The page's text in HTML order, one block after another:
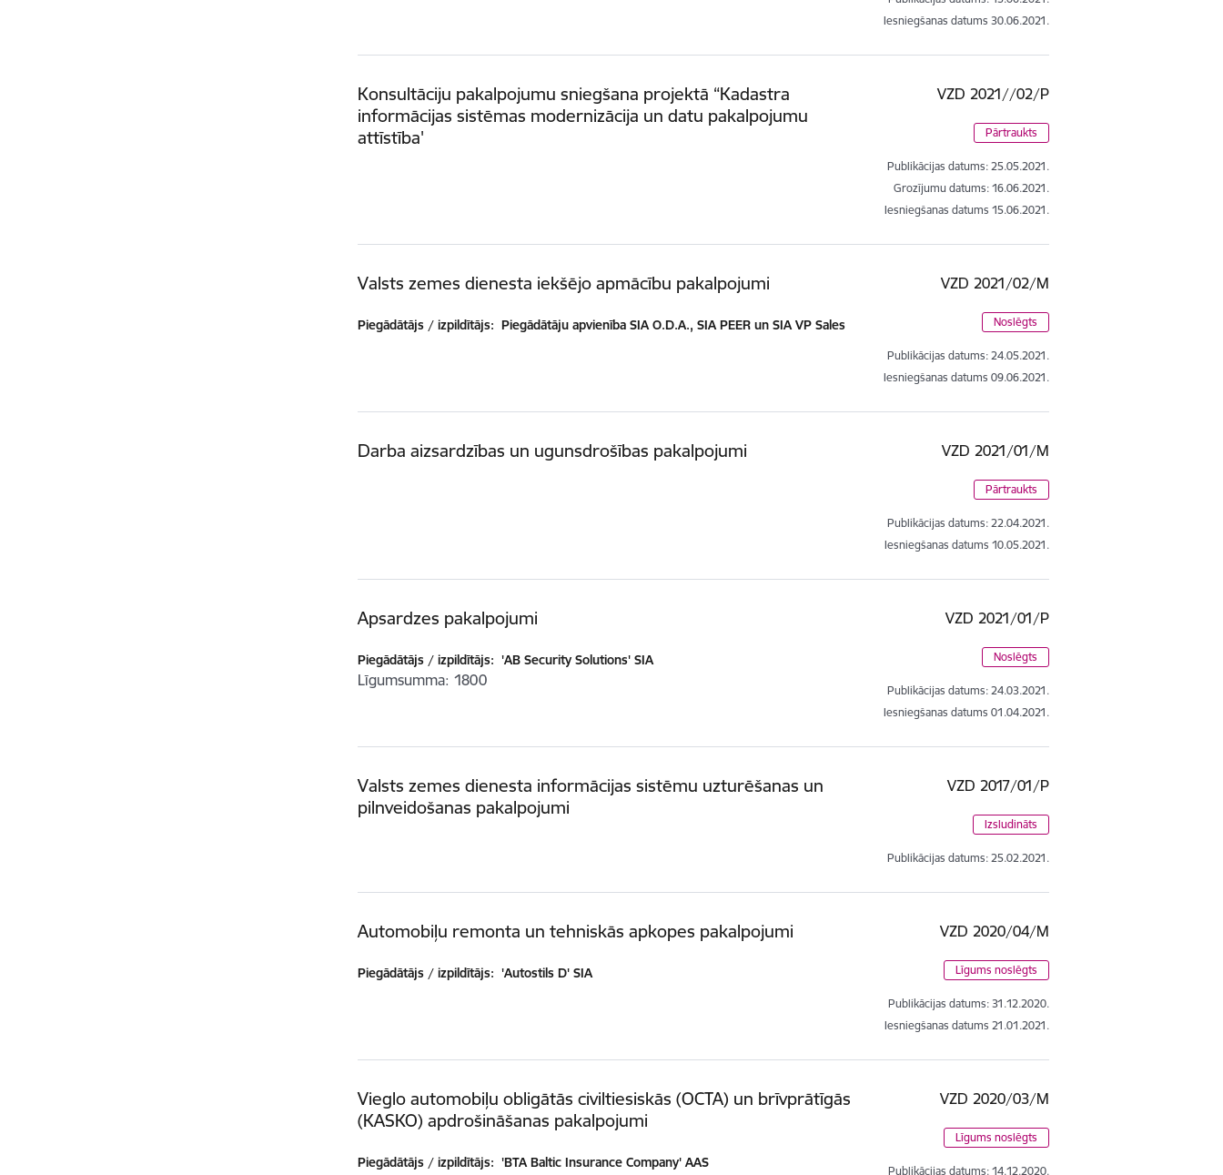
Iesniegšanas datums 30.06.2021.
Konsultāciju pakalpojumu sniegšana projektā “Kadastra
informācijas sistēmas modernizācija un datu pakalpojumu
attīstība'
VZD 2021//02/P
Pārtraukts
Publikācijas datums: 25.05.2021.
Grozījumu datums: 16.06.2021.
Iesniegšanas datums 15.06.2021.
Valsts zemes dienesta iekšējo apmācību pakalpojumi
Piegādātājs / izpildītājs: Piegādātāju apvienība SIA O.D.A., SIA PEER un SIA VP Sales
VZD 2021/02/M
Noslēgts
Publikācijas datums: 24.05.2021.
Iesniegšanas datums 09.06.2021.
Darba aizsardzības un ugunsdrošības pakalpojumi VZD 2021/01/M
Pārtraukts
Publikācijas datums: 22.04.2021.
Iesniegšanas datums 10.05.2021.
Apsardzes pakalpojumi
Piegādātājs / izpildītājs: 'AB Security Solutions' SIA
Līgumsumma 1800
VZD 2021/01/P
Noslēgts
Publikācijas datums: 24.03.2021.
Iesniegšanas datums 01.04.2021.
Valsts zemes dienesta informācijas sistēmu uzturēšanas un
pilnveidošanas pakalpojumi
VZD 2017/01/P
Izsludināts
Publikācijas datums: 25.02.2021.
Automobiļu remonta un tehniskās apkopes pakalpojumi
Piegādātājs / izpildītājs: 'Autostils D' SIA
VZD 2020/04/M
Līgums noslēgts
Publikācijas datums: 31.12.2020.
Iesniegšanas datums 21.01.2021.
Vieglo automobiļu obligātās civiltiesiskās (OCTA) un brīvprātīgās
(KASKO) apdrošināšanas pakalpojumi
Piegādātājs / izpildītājs: 'BTA Baltic Insurance Company' AAS
VZD 2020/03/M
Līgums noslēgts
Publikācijas datums: 14.12.2020.